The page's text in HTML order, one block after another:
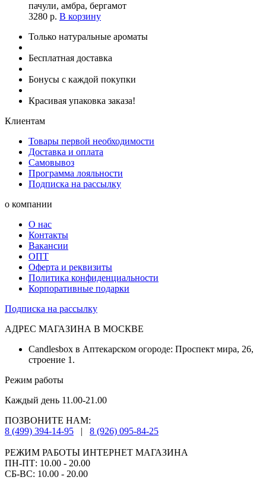
пачули, амбра, бергамот
3280 р. В корзину
Только натуральные ароматы
Бесплатная доставка
Бонусы с каждой покупки
Красивая упаковка заказа!
Клиентам
Товары первой необходимости
Доставка и оплата
Самовывоз
Программа лояльности
Подписка на рассылку
о компании
О нас
Контакты
Вакансии
ОПТ
Оферта и реквизиты
Политика конфиденциальности
Корпоративные подарки
Подписка на рассылку
АДРЕС МАГАЗИНА В МОСКВЕ
Candlesbox в Аптекарском огороде: Проспект мира, 26,
строение 1.
Режим работы
Каждый день 11.00-21.00
ПОЗВОНИТЕ НАМ:
8 (499) 394-14-95
| 8 (926) 095-84-25
РЕЖИМ РАБОТЫ ИНТЕРНЕТ МАГАЗИНА
ПН-ПТ: 10.00 - 20.00
СБ-ВС: 10.00 - 20.00